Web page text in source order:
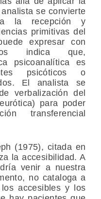
se convierte
la recepción y
primitivas del
expresar con
indica que,
psicoanalítica es
psicóticos o
El analista se
verbalización del
para poder
transferencial
(1975), citada en
la accesibilidad. A
venir a nuestra
no cataloga a
accesibles y los